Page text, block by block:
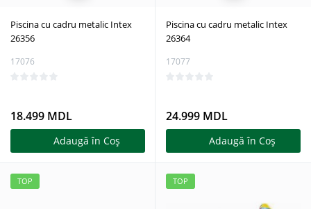
Piscina cu cadru metalic Intex
26356
17076
18.499 MDL
Adaugă în Coş
Piscina cu cadru metalic Intex
26364
17077
24.999 MDL
Adaugă în Coş
TOP TOP